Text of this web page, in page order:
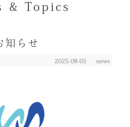
& Topics
知らせ
news
2025-08-05